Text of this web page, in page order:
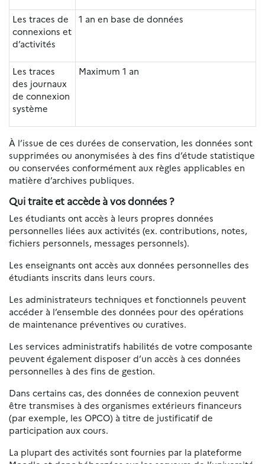
Les traces de
connexions et
d’activités
1 an en base de données
Les traces
des journaux
de connexion
système
Maximum 1 an
À l’issue de ces durées de conservation, les données sont
supprimées ou anonymisées à des fins d’étude statistique
ou conservées conformément aux règles applicables en
matière d’archives publiques.
Qui traite et accède à vos données ?
Les étudiants ont accès à leurs propres données
personnelles liées aux activités (ex. contributions, notes,
fichiers personnels, messages personnels).
Les enseignants ont accès aux données personnelles des
étudiants inscrits dans leurs cours.
Les administrateurs techniques et fonctionnels peuvent
accéder à l’ensemble des données pour des opérations
de maintenance préventives ou curatives.
Les services administratifs habilités de votre composante
peuvent également disposer d’un accès à ces données
personnelles à des fins de gestion.
Dans certains cas, des données de connexion peuvent
être transmises à des organismes extérieurs financeurs
(par exemple, les OPCO) à titre de justificatif de
participation aux cours.
La plupart des activités sont fournies par la plateforme